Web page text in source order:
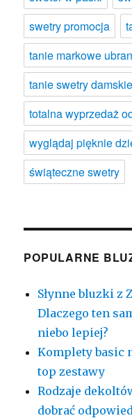
swetry promocja
tanie markowe
tanie swetry damskie
totalna wyprzedaż
wyglądaj pięknie
świąteczne swetry
POPULARNE
Słynne bluzki z
Dlaczego ten
niebo lepiej?
Komplety basic
top zestawy
Rodzaje
dobrać